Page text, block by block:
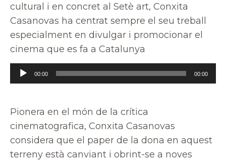
cultural i en concret al Setè art, Conxita
Casanovas ha centrat sempre el seu treball
especialment en divulgar i promocionar el
cinema que es fa a Catalunya
Reproductor
d'àudio
00:00 00:00
Pionera en el món de la crítica
cinematografica, Conxita Casanovas
considera que el paper de la dona en aquest
terreny està canviant i obrint-se a noves